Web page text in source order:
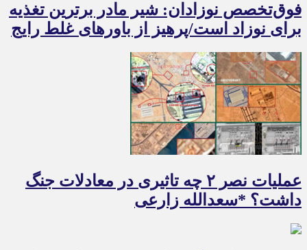
فوق‌تخصص نوزادان: شیر مادر برترین تغذیه
برای نوزاد است/پرهیز از باورهای غلط رایج
عملیات نصر ۲ چه تاثیری در معادلات جنگ
داشت؟ *سعدالله زارعی